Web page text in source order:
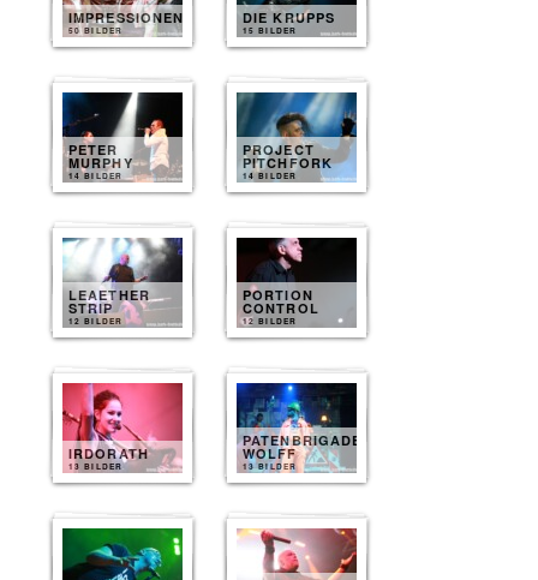
IMPRESSIONEN
50 BILDER
DIE KRUPPS
15 BILDER
PETER
MURPHY
14 BILDER
PROJECT
PITCHFORK
14 BILDER
LEAETHER
STRIP
12 BILDER
PORTION
CONTROL
12 BILDER
IRDORATH
13 BILDER
PATENBRIGADE
WOLFF
13 BILDER